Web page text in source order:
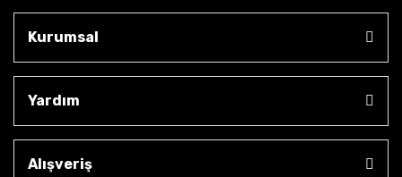
Kurumsal
Yardım
Alışveriş